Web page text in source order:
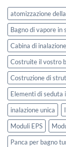
atomizzazione
Bagno di vapore in
Cabina di inalazione
Costruite il vostro
Costruzione di
Elementi di seduta
inalazione unica
Moduli EPS
Panca per bagno